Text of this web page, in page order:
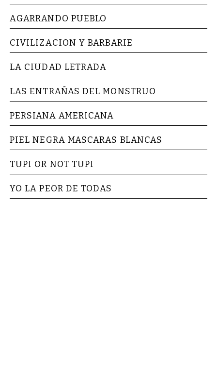
AGARRANDO PUEBLO
CIVILIZACION Y BARBARIE
LA CIUDAD LETRADA
LAS ENTRAÑAS DEL MONSTRUO
PERSIANA AMERICANA
PIEL NEGRA MASCARAS BLANCAS
TUPI OR NOT TUPI
YO LA PEOR DE TODAS